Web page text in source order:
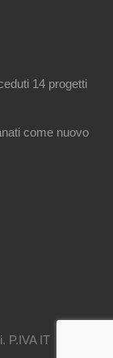
14 progetti
come nuovo
P.IVA IT